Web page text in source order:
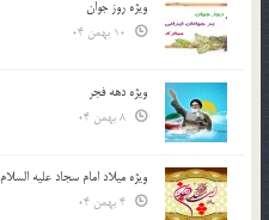
ویژه روز جوان
ویژه دهه فجر
ویژه میلاد امام سجاد علیه السلام